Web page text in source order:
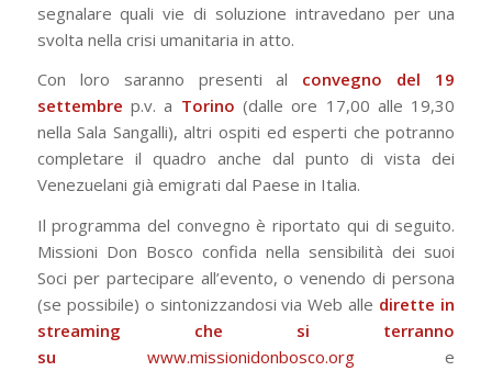
segnalare quali vie di soluzione intravedano per una
svolta nella crisi umanitaria in atto.
Con loro saranno presenti al convegno del 19
settembre p.v. a Torino (dalle ore 17,00 alle 19,30
nella Sala Sangalli), altri ospiti ed esperti che potranno
completare il quadro anche dal punto di vista dei
Venezuelani già emigrati dal Paese in Italia.
Il programma del convegno è riportato qui di seguito.
Missioni Don Bosco confida nella sensibilità dei suoi
Soci per partecipare all’evento, o venendo di persona
(se possibile) o sintonizzandosi via Web alle dirette in
streaming che si terranno
su
www.missionidonbosco.orge